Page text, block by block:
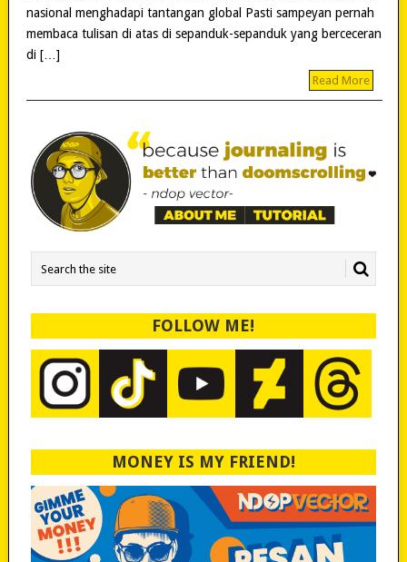
nasional menghadapi tantangan global Pasti sampeyan pernah
membaca tulisan di atas di sepanduk-sepanduk yang berceceran
di […]
Read More
FOLLOW ME!
MONEY IS MY FRIEND!